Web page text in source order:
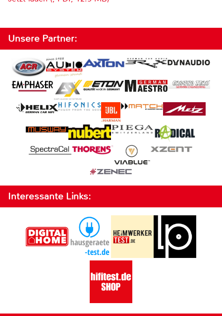
Unsere Partner:
Interessante Links: